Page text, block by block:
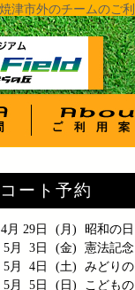
市外のチームのご
コート予約
4月 29日 (月)
昭和の日
5月 3日
(金)
憲法記
5月 4日
(土)
みどり
5月 5日
(日)
こども